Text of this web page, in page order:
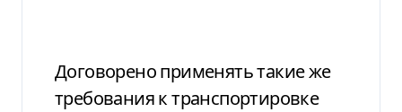
Договорено применять такие же
требования к транспортировке